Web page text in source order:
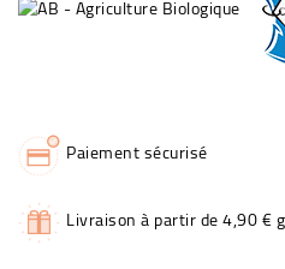
Paiement sécurisé
Livraison à partir de 4,90 €